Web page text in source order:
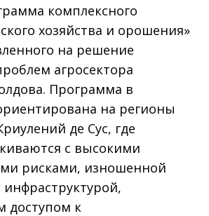
комплексного
хозяйства и орошения»
на решение
агросектора
Программа в
на регионы
де Сус, где
с высокими
рисками, изношенной
доступом к